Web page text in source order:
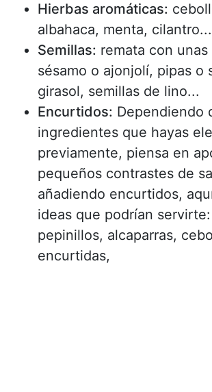
Hierbas aromáticas:
albahaca, menta, cilantro...
Semillas: remata con
sésamo o ajonjolí, pipas o
girasol, semillas de lino...
Encurtidos: Dependiendo
ingredientes que hayas
previamente, piensa en
pequeños contrastes de
añadiendo encurtidos,
ideas que podrían
pepinillos, alcaparras,
encurtidas,